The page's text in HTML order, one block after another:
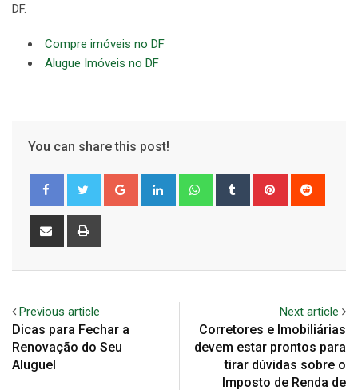
DF.
Compre imóveis no DF
Alugue Imóveis no DF
You can share this post!
Google+ LinkedIn WhatsappTumblr Pinterest
Share
Previous article
Dicas para Fechar a
Renovação do Seu
Aluguel
Next article
Corretores e Imobiliárias
devem estar prontos para
tirar dúvidas sobre o
Imposto de Renda de